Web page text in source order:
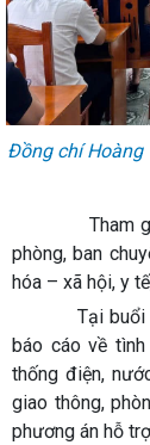
Đồng chí Hoàng
Tham gia
phòng, ban
hóa – xã hội, y
Tại buổi
báo cáo về
thống điện,
giao thông,
phương án hỗ